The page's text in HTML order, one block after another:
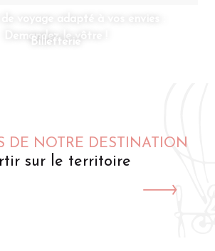
voyage adapté à vos envies :
Demandez le vôtre !
Billetterie
DE NOTRE DESTINATION
sur le territoire